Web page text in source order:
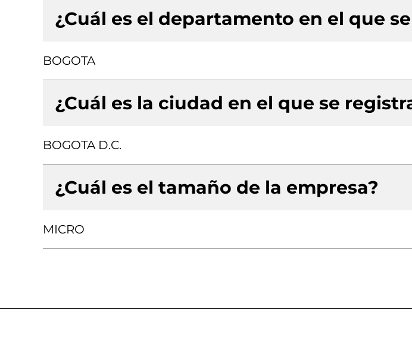
¿Cuál es el departamento en el que
BOGOTA
¿Cuál es la ciudad en el que se
BOGOTA D.C.
¿Cuál es el tamaño de la empresa?
MICRO